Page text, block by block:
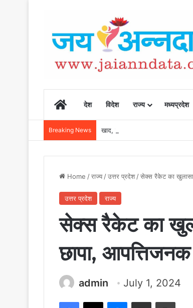
Homeदेश विदेश राज्य मध्यप्रदेश
Breaking News खाद, बीज और उर्वरकों की समय पर
Home /राज्य/उत्तर प्रदेश/सेक्स रैकेट का
उत्तर प्रदेश राज्य
सेक्स रैकेट का
छापा,
admin July 1, 2024
Facebook
X Messenger
Share via Email Print